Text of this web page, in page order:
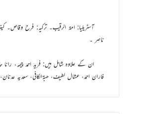
آسٹریلیا: امة الرقیب۔ ترکیہ: فرح وقاص۔
ناصر ۔
ان کے علاوہ شامل ہیں: فرید احمد چیمہ، رانا
فاران احمد، عشال لطیف، ھبۃالکافی، سعدیہ